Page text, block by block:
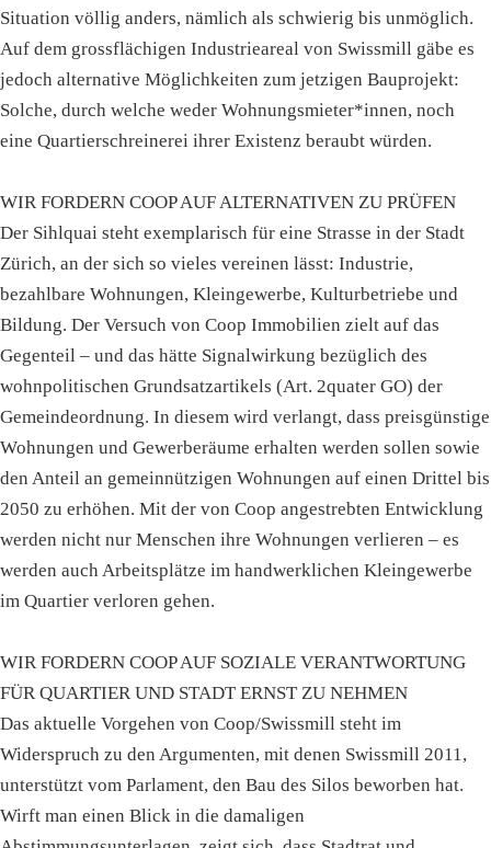
Situation völlig anders, nämlich als schwierig bis unmöglich.
Auf dem grossflächigen Industrieareal von Swissmill gäbe es
jedoch alternative Möglichkeiten zum jetzigen Bauprojekt:
Solche, durch welche weder Wohnungsmieter*innen, noch
eine Quartierschreinerei ihrer Existenz beraubt würden.
WIR FORDERN COOP AUF ALTERNATIVEN ZU PRÜFEN
Der Sihlquai steht exemplarisch für eine Strasse in der Stadt
Zürich, an der sich so vieles vereinen lässt: Industrie,
bezahlbare Wohnungen, Kleingewerbe, Kulturbetriebe und
Bildung. Der Versuch von Coop Immobilien zielt auf das
Gegenteil – und das hätte Signalwirkung bezüglich des
wohnpolitischen Grundsatzartikels (Art. 2quater GO) der
Gemeindeordnung. In diesem wird verlangt, dass preisgünstige
Wohnungen und Gewerberäume erhalten werden sollen sowie
den Anteil an gemeinnützigen Wohnungen auf einen Drittel bis
2050 zu erhöhen. Mit der von Coop angestrebten Entwicklung
werden nicht nur Menschen ihre Wohnungen verlieren – es
werden auch Arbeitsplätze im handwerklichen Kleingewerbe
im Quartier verloren gehen.
WIR FORDERN COOP AUF SOZIALE VERANTWORTUNG
FÜR QUARTIER UND STADT ERNST ZU NEHMEN
Das aktuelle Vorgehen von Coop/Swissmill steht im
Widerspruch zu den Argumenten, mit denen Swissmill 2011,
unterstützt vom Parlament, den Bau des Silos beworben hat.
Wirft man einen Blick in die damaligen